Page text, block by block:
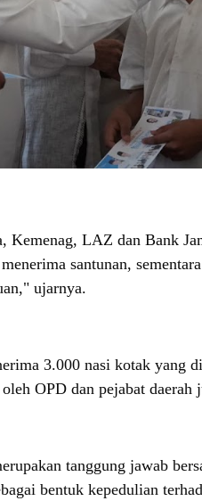
Kemenag, LAZ dan Bank
santunan,
ujarnya.
3.000 nasi kotak yang
OPD dan pejabat daerah
tanggung jawab
bentuk kepedulian